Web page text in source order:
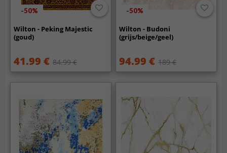
-50%
Wilton - Peking Majestic
(goud)
41.99 € 84.99 €
-50%
Wilton - Budoni
(grijs/beige/geel)
94.99 € 189 €